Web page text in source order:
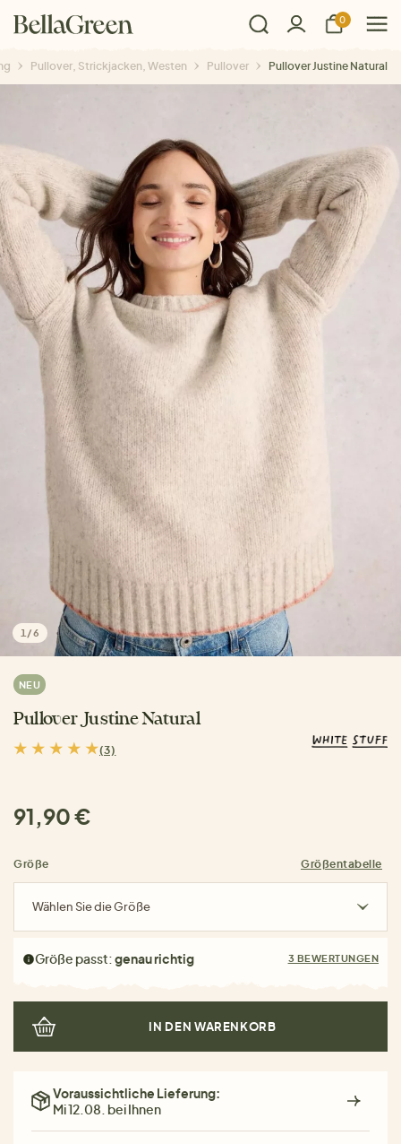
0
Pullover, Strickjacken, Westen Pullover Pullover Justine Natural
1 /6
NEU
Pullover Justine Natural
(3)
91,90 €
Größe Größentabelle
Wählen Sie die Größe
Größe passt:genau richtig 3 BEWERTUNGEN
IN DEN WARENKORB
Voraussichtliche Lieferung:
Mi 12.08. bei Ihnen